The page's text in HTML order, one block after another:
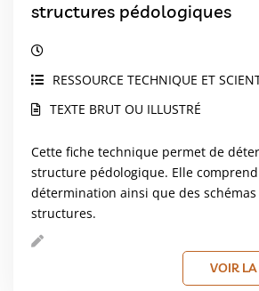
structures pédologiques
RESSOURCE TECHNIQUE ET
TEXTE BRUT OU ILLUSTRÉ
Cette fiche technique permet de
structure pédologique. Elle
détermination ainsi que des
structures.
VOIR LA